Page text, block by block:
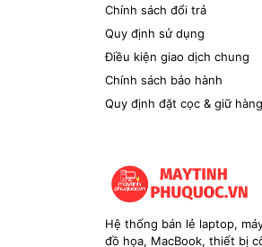
Chính sách đổi trả
Quy định sử dụng
Điều kiện giao dịch chung
Chính sách bảo hành
Quy định đặt cọc & giữ hàng
Hệ thống bán lẻ laptop,
đồ họa, MacBook, thiết bị